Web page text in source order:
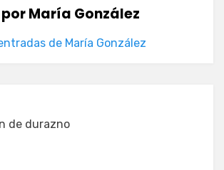
María González
de María González
de durazno